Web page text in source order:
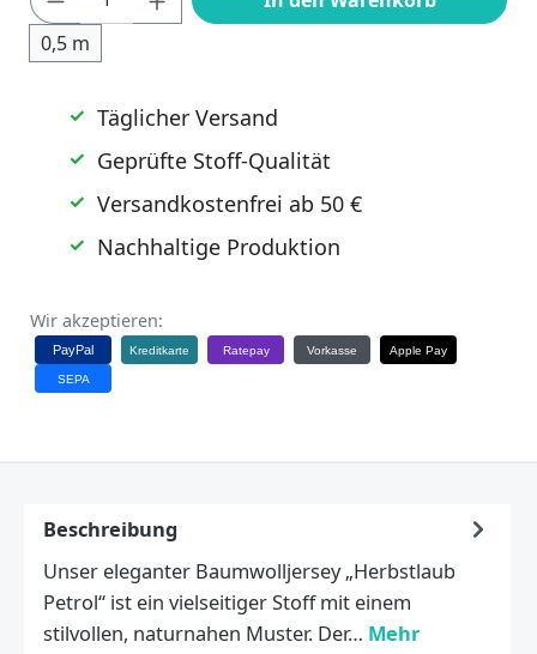
0,5 m
Täglicher Versand
Geprüfte Stoff-Qualität
Versandkostenfrei ab 50 €
Nachhaltige Produktion
Wir akzeptieren:
PayPal Kreditkarte Ratepay Vorkasse Apple Pay
SEPA
Beschreibung
Unser eleganter Baumwolljersey „Herbstlaub
Petrol“ ist ein vielseitiger Stoff mit einem
stilvollen, naturnahen Muster. Der… Mehr